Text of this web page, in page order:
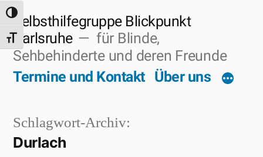
Zum
Inhalt
springen
Umschalten auf hohe Kontraste
Schrift vergrößern
Selbsthilfegruppe Blickpunkt
Karlsruhe
für Blinde,
Sehbehinderte und deren Freunde
Termine und Kontakt Über uns
Schlagwort-Archiv:
Durlach